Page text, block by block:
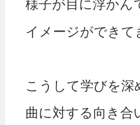
様子が目に浮かん
イメージができて
こうして学びを深
曲に対する向き合